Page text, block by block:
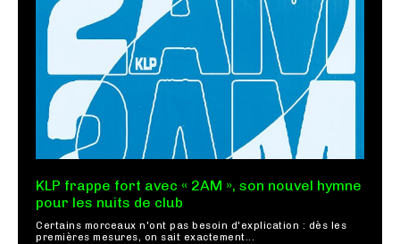
KLP frappe fort avec « 2AM », son nouvel hymne
pour les nuits de club
Certains morceaux n'ont pas besoin d'explication : dès les
premières mesures, on sait exactement...